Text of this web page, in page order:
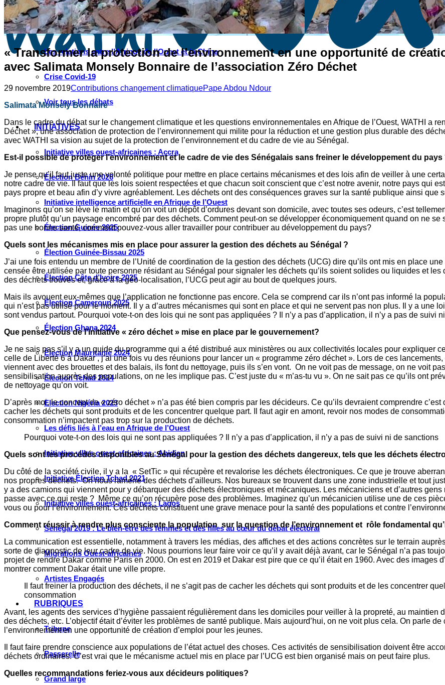
Réseaux sociaux
Les relations entre l’Afrique de l’Ouest et la Chine
Crise Covid-19
Voir tous les débats
INITIATIVES
Initiative villes ouest-africaines : Accra
Élection Bénin 2026
Initiative intelligence artificielle en Afrique de l’Ouest
Élection Guinée 2025
Élection Guinée-Bissau 2025
Élection Côte d’Ivoire 2025
Élection Cameroun 2025
Élection Ghana 2024
Élection Mauritanie 2024
Élection Tchad 2024
Election Nigéria 2023
Les défis liés à l’eau en Afrique de l’Ouest
Initiative villes ouest-africaines : Abidjan
Initiative Élection Tchad 2021
Initiative villes ouest-africaines : Lagos
Sénégal 2019 : Le bien-être des femmes et des filles au cœur du débat électoral
Migrations Ouest-africaines
Artistes Engagés
RUBRIQUES
Tribune
Passerelle
Grand large
« Transformer la protection de l’environnement en une opportunité de
avec Salimata Monsely Bonnaire de l’association Zéro Déchet
29 novembre 2019Contributions changement climatiquePape Abdou Ndour
Salimata Monsely Bonnaire
Dans le cadre du débat sur le changement climatique et les questions environnementales en Afrique de l’Ouest, WATHI a
Déchet », une association de protection de l’environnement qui milite pour la réduction et une gestion plus durable des
avec WATHI sa vision au sujet de la protection de l’environnement et du cadre de vie au Sénégal.
Est-il possible de protéger l’environnement et le cadre de vie des Sénégalais sans freiner le développement du pays
Je pense qu’il faut juste une volonté politique pour mettre en place certains mécanismes et des lois afin de veiller à une
notre cadre de vie. Il faut que les lois soient respectées et que chacun soit conscient que c’est notre avenir, notre pays qui
pays propre et beau afin d’y vivre agréablement. Les déchets ont des conséquences graves sur la santé publique ainsi que
Imaginons qu’on se lève le matin et qu’on voit un dépôt d’ordures devant son domicile, avec toutes ses odeurs, c’est
propre plutôt qu’un paysage encombré par des déchets. Comment peut-on se développer économiquement quand on ne
pas une bonne santé, comment pouvez-vous aller travailler pour contribuer au développement du pays?
Quels sont les mécanismes mis en place pour assurer la gestion des déchets au Sénégal ?
J’ai une fois entendu un membre de l’Unité de coordination de la gestion des déchets (UCG) dire qu’ils ont mis en place
censée être utilisée par toute personne résidant au Sénégal pour signaler les déchets qu’ils soient solides ou liquides et
des déchets trouvés et, grâce à la géo-localisation, l’UCG peut agir au bout de quelques jours.
Mais ils avouent eux-mêmes que l’application ne fonctionne pas encore. Cela se comprend car ils n’ont pas informé la
qui n’est pas utilisé pour le moment. Il y a d’autres mécanismes qui sont en place et qui ne servent pas non plus. Il y a une
sont vendus partout. Pourquoi vote-t-on des lois qui ne sont pas appliquées ? Il n’y a pas d’application, il n’y a pas de suivi
Que pensez-vous de l’initiative « zéro déchet » mise en place par le gouvernement?
Je ne sais pas s’il y a un guide du programme qui a été distribué aux ministères ou aux collectivités locales pour expliquer
celle de Liberté 6 à Dakar , j’ai une fois vu des réunions pour lancer un « programme zéro déchet ». Lors de ces
viennent avec des brouettes et des balais, ils font du nettoyage, puis ils s’en vont. On ne voit pas de message, on ne voit
sensibilisation auprès des populations, on ne les implique pas. C’est juste du « m’as-tu vu ». On ne sait pas ce qu’ils ont
de nettoyage qu’on voit.
D’après moi, le concept de « zéro déchet » n’a pas été bien compris par les décideurs. Ce qu’ils devraient comprendre
cacher les déchets qui sont produits et de les concentrer quelque part. Il faut agir en amont, revoir nos modes de
consommation n’impactent pas trop sur la production de déchets.
Pourquoi vote-t-on des lois qui ne sont pas appliquées ? Il n’y a pas d’application, il n’y a pas de suivi ni de sanctions
Quels sont les procédés disponibles au Sénégal pour la gestion des déchets dangereux, tels que les déchets
Du côté de la société civile, il y a la « SetTic » qui récupère et revalorise les déchets électroniques. Ce que je trouve
nos propres déchets. On nous ramène des déchets d’ailleurs. Nos bureaux se trouvent dans une zone industrielle et tout
y a des camions qui viennent pour y débarquer des déchets électroniques et mécaniques. Les mécaniciens et d’autres
passe avec ce qui reste ? Même ce qu’on récupère pose des problèmes. Imaginez qu’un mécanicien utilise une de ces
vous ou pour l’environnement. Ces déchets constituent une grave menace pour la santé des populations et contre
Comment réussir à rendre plus consciente la population sur la question de l’environnement et rôle fondamental
La communication est essentielle, notamment à travers les médias, des affiches et des actions concrètes sur le terrain
sorte de diagnostic de leur cadre de vie. Nous pourrions leur faire voir ce qu’il y avait déjà avant, car le Sénégal n’a pas
projet de rendre Dakar comme Paris en 2000. On est en 2019 et Dakar est pire que ce qu’il était en 1960. Avec des images
montrer comment Dakar était une ville propre.
Il faut freiner la production des déchets, il ne s’agit pas de cacher les déchets qui sont produits et de les concentrer
consommation
Avant, les agents des services d’hygiène passaient régulièrement dans les domiciles pour veiller à la propreté, au
des déchets, etc. L’objectif était d’éviter les problèmes de santé publique. Mais aujourd’hui, on ne voit plus cela. On parle
l’environnement en une opportunité de création d’emploi pour les jeunes.
Il faut faire prendre conscience aux populations de l’état actuel des choses. Ces activités de sensibilisation doivent être
déchets ordinaires. C’est vrai que le mécanisme actuel mis en place par l’UCG est bien organisé mais on peut faire plus.
Quelles recommandations feriez-vous aux décideurs politiques?